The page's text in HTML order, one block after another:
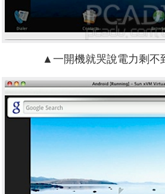
▲一開機就哭說電力剩